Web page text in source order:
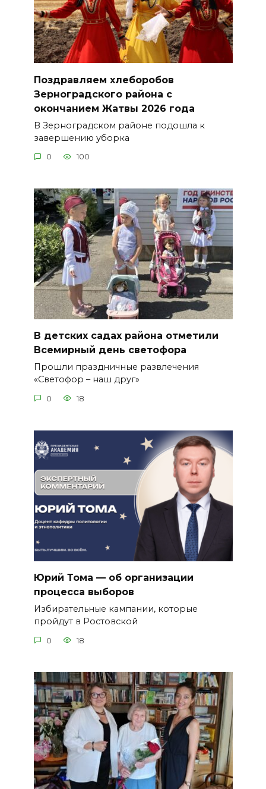
Поздравляем хлеборобов
Зерноградского района с
окончанием Жатвы 2026 года
В Зерноградском районе подошла к
завершению уборка
0 100
В детских садах района отметили
Всемирный день светофора
Прошли праздничные развлечения
«Светофор – наш друг»
0 18
Юрий Тома — об организации
процесса выборов
Избирательные кампании, которые
пройдут в Ростовской
0 18